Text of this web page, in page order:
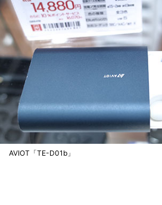
AVIOT「TE-D01b」